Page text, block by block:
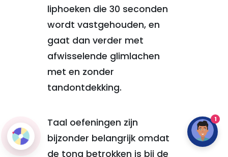
liphoeken die 30 seconden
wordt vastgehouden, en
gaat dan verder met
afwisselende glimlachen
met en zonder
tandontdekking.
Taal oefeningen zijn
bijzonder belangrijk omdat
de tong betrokken is bij de
1